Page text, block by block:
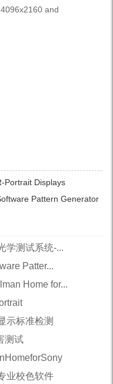
and
Portrait Displays
Pattern Generator
学测试系统-...
Patter...
Home for...
示标准检测
测试
业校色软件